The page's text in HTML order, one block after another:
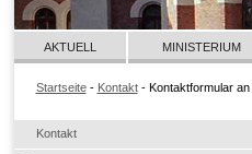
Kontakt
AKTUELL MINISTERIUM
Startseite- Kontakt- Kontaktformular an